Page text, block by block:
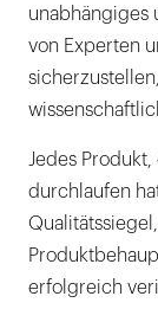
unabhängiges
von Experten
Jedes
durchlaufen
erfolgreich